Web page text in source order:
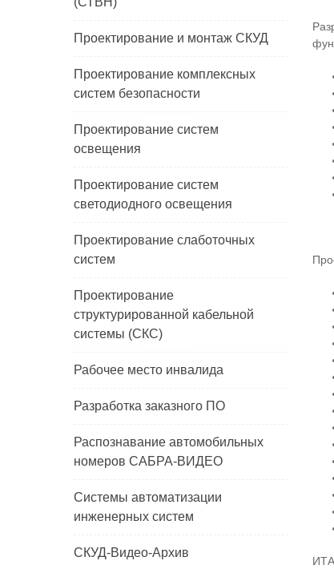
Проектирование и монтаж СКУД
Проектирование комплексных
систем безопасности
Проектирование систем
освещения
Проектирование систем
светодиодного освещения
Проектирование слаботочных
систем
Проектирование
структурированной кабельной
системы (СКС)
Рабочее место инвалида
Разработка заказного ПО
Распознавание автомобильных
номеров САБРА-ВИДЕО
Системы автоматизации
инженерных систем
СКУД-Видео-Архив